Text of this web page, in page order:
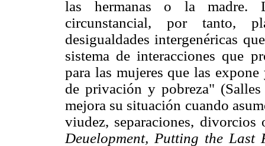
las hermanas o la madre.
circunstancial, por tanto,
desigualdades intergenéricas
sistema de interacciones que
para las mujeres que las
de privación y pobreza"
mejora su situación cuando
viudez, separaciones,
Deuelopment, Putting the Last